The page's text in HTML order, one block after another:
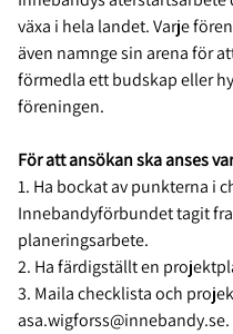
växa i hela landet. Varje
även namnge sin arena för
förmedla ett budskap eller
föreningen.
För att ansökan ska anses
1. Ha bockat av punkterna i
Innebandyförbundet tagit
planeringsarbete.
2. Ha färdigställt en
3. Maila checklista och
asa.wigforss@innebandy.se.